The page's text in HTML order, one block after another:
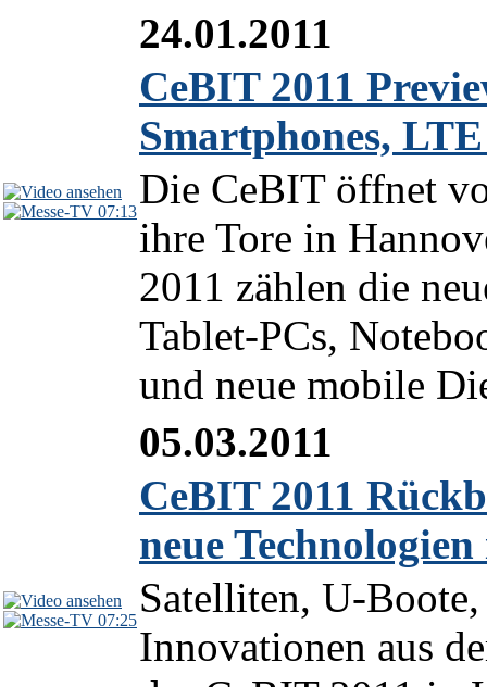
07:13
24.01.2011
CeBIT 2011
Smartphones,
Die CeBIT öffnet
ihre Tore in
2011 zählen die
Tablet-PCs,
und neue mobile
07:25
05.03.2011
CeBIT 2011
neue
Satelliten, U-
Innovationen aus